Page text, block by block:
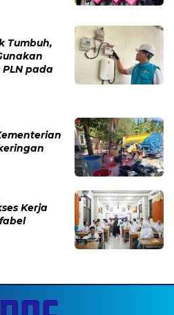
Tumbuh,
PLN pada
Kerja